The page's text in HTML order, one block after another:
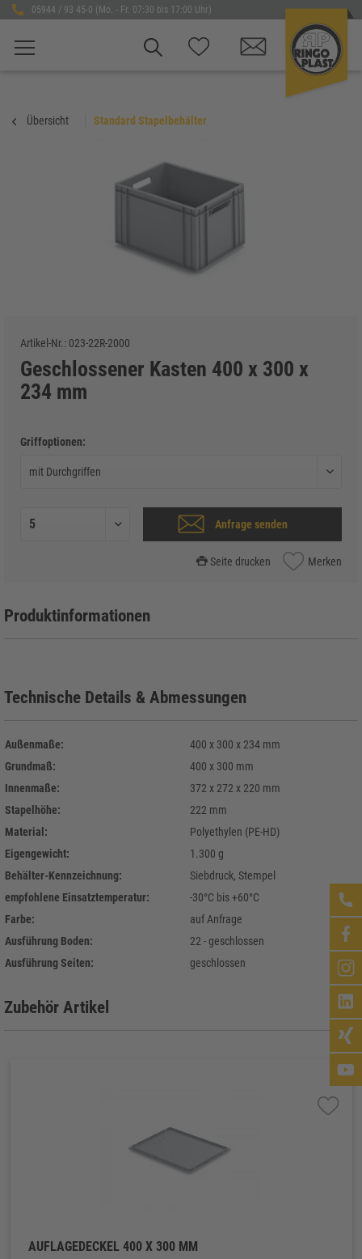
05944 / 93 45-0 (Mo. - Fr. 07:30 bis 17:00 Uhr)
Übersicht Standard Stapelbehälter
Artikel-Nr.: 023-22R-2000
Geschlossener Kasten 400 x 300 x
234 mm
Griffoptionen:
Anfrage senden
Seite drucken Merken
Produktinformationen
Technische Details & Abmessungen
Außenmaße:
400 x 300 x 234 mm
Grundmaß:
400 x 300 mm
Innenmaße:
372 x 272 x 220 mm
Stapelhöhe:
222 mm
Material:
Polyethylen (PE-HD)
Eigengewicht:
1.300 g
Behälter-Kennzeichnung:
Siebdruck, Stempel
empfohlene Einsatztemperatur:
-30°C bis +60°C
Farbe:
auf Anfrage
Ausführung Boden:
22 - geschlossen
Ausführung Seiten:
geschlossen
Zubehör Artikel
AUFLAGEDECKEL 400 X 300 MM